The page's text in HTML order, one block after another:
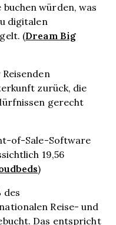
würden, was
digitalen
(Dream Big
zurück, die
gerecht
of-Sale-Software
19,56
)
des
Reise- und
Das entspricht